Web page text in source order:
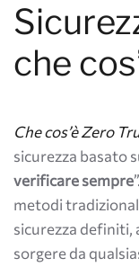
che
Che cos’è Zero
sicurezza basato
verificaresempre
metodi
sicurezza definiti,
sorgere da